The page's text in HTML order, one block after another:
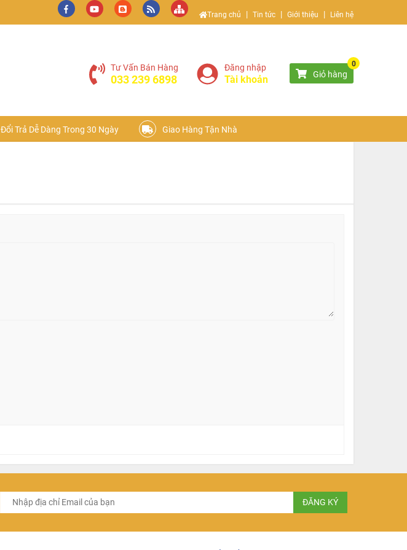
Trang chủ | Tin tức | Giới thiệu | Liên hệ
Tư Vấn Bán Hàng
033 239 6898
Đăng nhập
Tài khoản Giỏ hàng
0
Đổi Trả Dễ Dàng Trong 30 Ngày Giao Hàng Tận Nhà